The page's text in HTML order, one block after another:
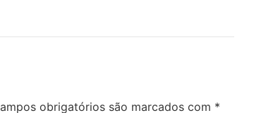
obrigatórios são marcados com *